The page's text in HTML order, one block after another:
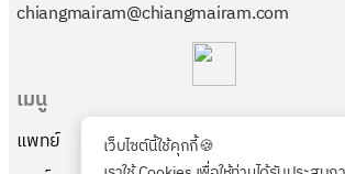
เว็บไซต์นี้ใช้คุกกี้🍪
เมนู
แพทย์
chiangmairam@chiangmairam.com